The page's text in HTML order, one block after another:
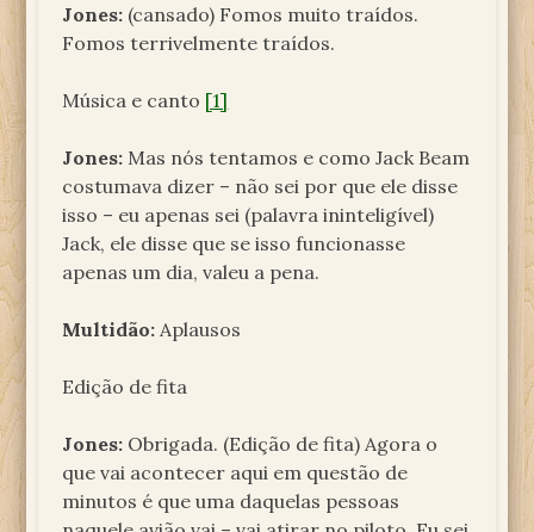
Jones: (cansado) Fomos muito traídos.
Fomos terrivelmente traídos.
Música e canto [1]
Jones: Mas nós tentamos e como Jack Beam
costumava dizer – não sei por que ele disse
isso – eu apenas sei (palavra ininteligível)
Jack, ele disse que se isso funcionasse
apenas um dia, valeu a pena.
Multidão: Aplausos
Edição de fita
Jones: Obrigada. (Edição de fita) Agora o
que vai acontecer aqui em questão de
minutos é que uma daquelas pessoas